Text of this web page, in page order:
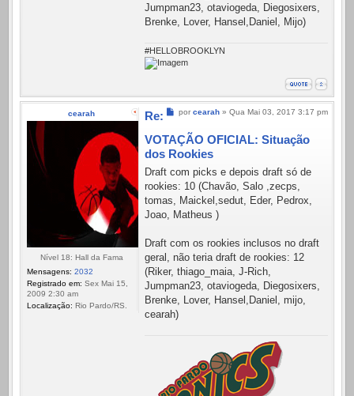
Jumpman23, otaviogeda, Diegosixers,
Brenke, Lover, Hansel,Daniel, Mijo)
#HELLOBROOKLYN
cearah
Nível 18: Hall da Fama
Mensagens: 2032
Registrado em: Sex Mai 15,
2009 2:30 am
Localização: Rio Pardo/RS.
Mensagem
por cearah » Qua Mai 03, 2017 3:17 pm
Re:
VOTAÇÃO OFICIAL: Situação
dos Rookies
Draft com picks e depois draft só de
rookies: 10 (Chavão, Salo ,zecps,
tomas, Maickel,sedut, Eder, Pedrox,
Joao, Matheus )
Draft com os rookies inclusos no draft
geral, não teria draft de rookies: 12
(Riker, thiago_maia, J-Rich,
Jumpman23, otaviogeda, Diegosixers,
Brenke, Lover, Hansel,Daniel, mijo,
cearah)